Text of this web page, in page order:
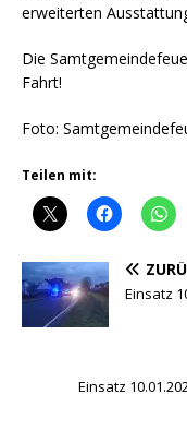
erweiterten
Die
Fahrt!
Foto:
Teilen mit:
Einsatz
Einsatz